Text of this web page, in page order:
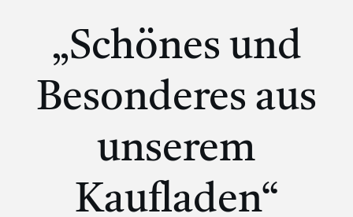
„Schönes und
Besonderes aus
unserem
Kaufladen“